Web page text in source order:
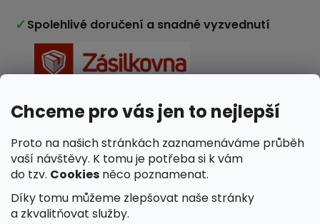
Chceme pro vás jen to nejlepší
Proto na našich stránkách zaznamenáváme průběh
vaší návštěvy. K tomu je potřeba si k vám
do tzv. Cookies něco poznamenat.
Díky tomu můžeme zlepšovat naše stránky
a zkvalitňovat služby.
✓ Spolehlivé doručení a snadné vyzvednutí
✓Nakupujete v e-shopu ověřeném zákazníky